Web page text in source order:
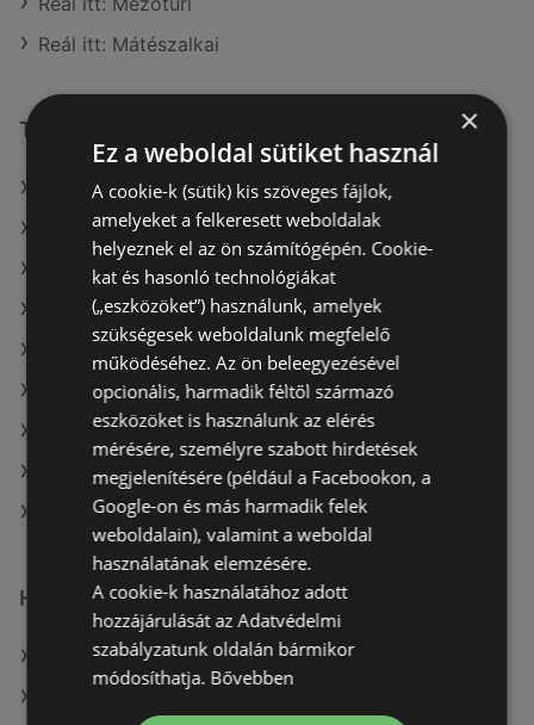
Reál itt: Mátészalkai
További linkek
A(z) Reál ajánlatai
A(z) Family Frost ajánlatai
A(z) AlphaZoo ajánlatai
A(z) Müller HU aktuális akciós újságjai
A(z) COOP Szolnok Zrt. aktuális akciós újságjai
A(z) ÁRKLUB aktuális akciós újságjai
A(z) Chef Market aktuális akciós újságjai
A(z) Privát aktuális akciós újságjai
A(z) Reál üzletei itt: Sopron-Fertődi
Hasonló kiskereskedők
A(z) Metro ajánlatai
×
Ez a weboldal sütiket használ
A cookie-k (sütik) kis szöveges fájlok,
amelyeket a felkeresett weboldalak
helyeznek el az ön számítógépén. Cookie-
kat és hasonló technológiákat
(„eszközöket”) használunk, amelyek
szükségesek weboldalunk megfelelő
működéséhez. Az ön beleegyezésével
opcionális, harmadik féltől származó
eszközöket is használunk az elérés
mérésére, személyre szabott hirdetések
megjelenítésére (például a Facebookon, a
Google-on és más harmadik felek
weboldalain), valamint a weboldal
használatának elemzésére.
A cookie-k használatához adott
hozzájárulását az Adatvédelmi
szabályzatunk oldalán bármikor
módosíthatja. Bővebben